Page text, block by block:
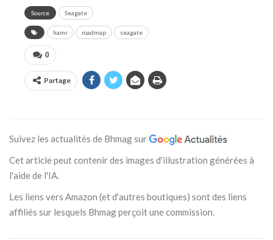
Source Seagate
hamr roadmap seagate
0
Partage
Suivez les actualités de Bhmag sur
Cet article peut contenir des images d'illustration générées à
l'aide de l'IA.
Les liens vers Amazon (et d'autres boutiques) sont des liens
affiliés sur lesquels Bhmag perçoit une commission.